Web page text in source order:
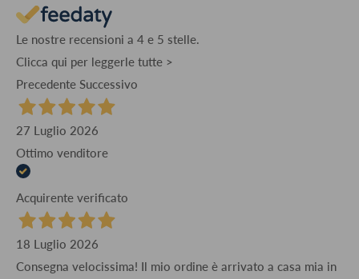
Le nostre recensioni a 4 e 5 stelle.
Clicca qui per leggerle tutte >
Precedente Successivo
27 Luglio 2026
Ottimo venditore
Acquirente verificato
18 Luglio 2026
Consegna velocissima! Il mio ordine è arrivato a casa mia in